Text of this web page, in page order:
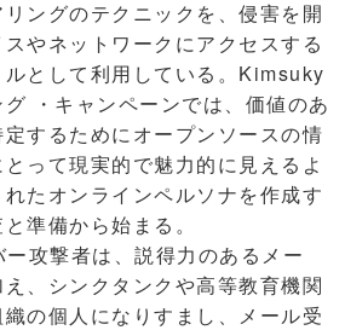
ングのテクニックを、侵害を開
やネットワークにアクセスする
として利用している。Kimsuky
・キャンペーンでは、価値のあ
するためにオープンソースの情
って現実的で魅力的に見えるよ
たオンラインペルソナを作成す
準備から始まる。
攻撃者は、説得力のあるメー
、シンクタンクや高等教育機関
の個人になりすまし、メール受